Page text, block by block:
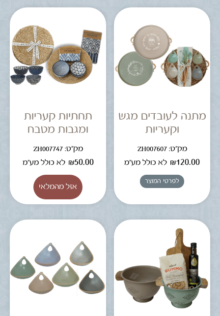
מתנה לעובדים מגש
וקעריות
מק"ט: ZH007607
₪120.00 לא כולל מע"מ
לפרטי המוצר
תחתיות קעריות
ומגבות מטבח
מק"ט: ZH007747
₪50.00 לא כולל מע"מ